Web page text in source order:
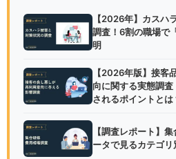
【2026年】カスハ
調査！6割の職場で
明
【2026年版】接客
向に関する実態調
されるポイントとは
【調査レポート】
ータで見るカテゴ